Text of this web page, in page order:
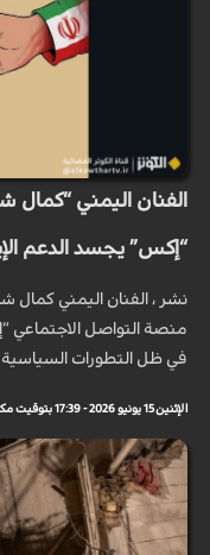
الفنان اليمني
“إكس” يجسد الدعم
نشر ، الفنان اليمني كمال
منصة التواصل الاجتماعي
في ظل التطورات السياسية
الإثنين 15 يونيو 2026 - 17:39 بتوقيت مكة